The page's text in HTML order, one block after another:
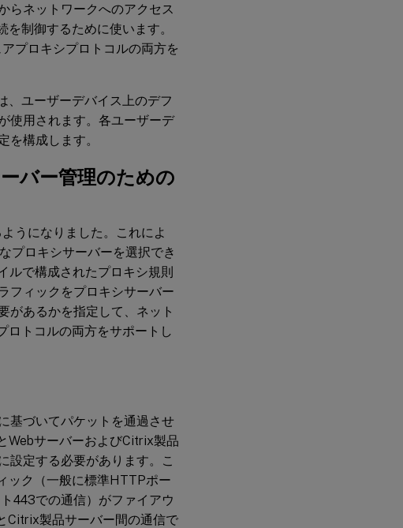
らネットワークへのアクセス
制御するために使います。
プロキシプロトコルの両方を
、ユーザーデバイス上のデフ
使用されます。各ユーザーデ
構成します。
バー管理のための
うになりました。これによ
プロキシサーバーを選択でき
ルで構成されたプロキシ規則
フィックをプロキシサーバー
があるかを指定して、ネット
ロトコルの両方をサポートし
基づいてパケットを通過させ
WebサーバーおよびCitrix製品
設定する必要があります。こ
ック（一般に標準HTTPポー
443での通信）がファイアウ
Citrix製品サーバー間の通信で